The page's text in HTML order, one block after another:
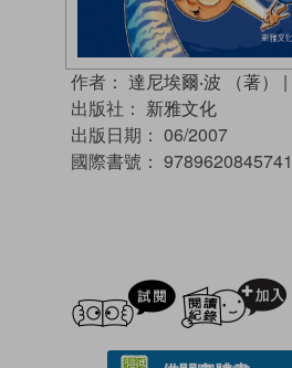
作者： 達尼埃爾‧波 （著） |
出版社： 新雅文化
出版日期： 06/2007
國際書號： 9789620845741
試閲